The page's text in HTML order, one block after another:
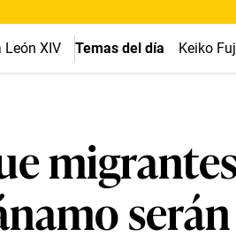
León XIV Temas del día Keiko